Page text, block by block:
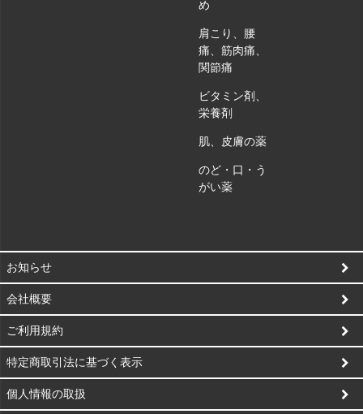
め
肩こり、腰
痛、筋肉痛、
関節痛
ビタミン剤、
栄養剤
肌、皮膚の薬
のど・口・う
がい薬
お知らせ
会社概要
ご利用規約
特定商取引法に基づく表示
個人情報の取扱